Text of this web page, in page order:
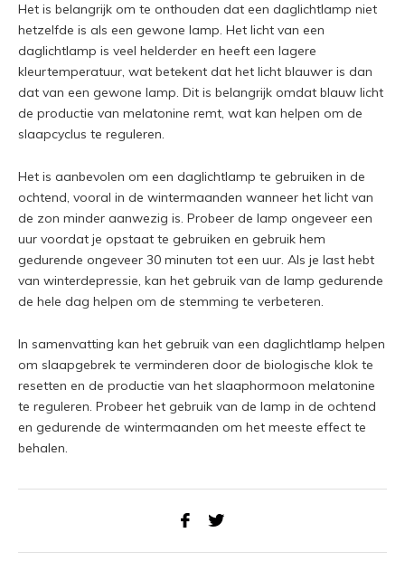
Het is belangrijk om te onthouden dat een daglichtlamp niet
hetzelfde is als een gewone lamp. Het licht van een
daglichtlamp is veel helderder en heeft een lagere
kleurtemperatuur, wat betekent dat het licht blauwer is dan
dat van een gewone lamp. Dit is belangrijk omdat blauw licht
de productie van melatonine remt, wat kan helpen om de
slaapcyclus te reguleren.
Het is aanbevolen om een daglichtlamp te gebruiken in de
ochtend, vooral in de wintermaanden wanneer het licht van
de zon minder aanwezig is. Probeer de lamp ongeveer een
uur voordat je opstaat te gebruiken en gebruik hem
gedurende ongeveer 30 minuten tot een uur. Als je last hebt
van winterdepressie, kan het gebruik van de lamp gedurende
de hele dag helpen om de stemming te verbeteren.
In samenvatting kan het gebruik van een daglichtlamp helpen
om slaapgebrek te verminderen door de biologische klok te
resetten en de productie van het slaaphormoon melatonine
te reguleren. Probeer het gebruik van de lamp in de ochtend
en gedurende de wintermaanden om het meeste effect te
behalen.